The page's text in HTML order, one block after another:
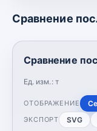
Сравнение
Сравнение
Ед. изм.: т
ОТОБРАЖЕНИЕ
ЭКСПОРТ SVG